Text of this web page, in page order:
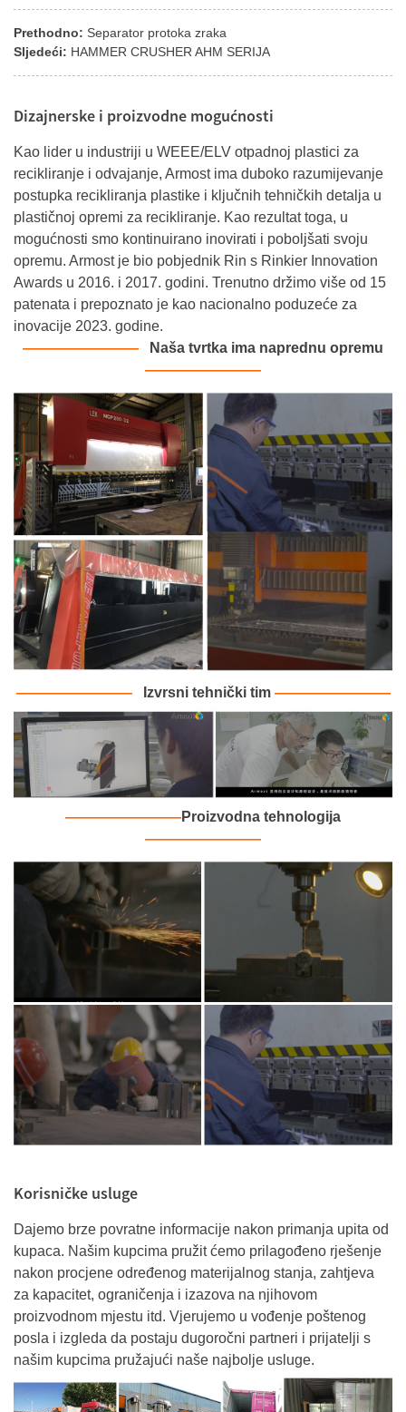
Prethodno: Separator protoka zraka
Sljedeći: HAMMER CRUSHER AHM SERIJA
Dizajnerske i proizvodne mogućnosti
Kao lider u industriji u WEEE/ELV otpadnoj plastici za
recikliranje i odvajanje, Armost ima duboko razumijevanje
postupka recikliranja plastike i ključnih tehničkih detalja u
plastičnoj opremi za recikliranje. Kao rezultat toga, u
mogućnosti smo kontinuirano inovirati i poboljšati svoju
opremu. Armost je bio pobjednik Rin s Rinkier Innovation
Awards u 2016. i 2017. godini. Trenutno držimo više od 15
patenata i prepoznato je kao nacionalno poduzeće za
inovacije 2023. godine.
————————
Naša tvrtka ima naprednu opremu
————————
———————— Izvrsni tehnički tim ————————
————————Proizvodna tehnologija
————————
Korisničke usluge
Dajemo brze povratne informacije nakon primanja upita od
kupaca. Našim kupcima pružit ćemo prilagođeno rješenje
nakon procjene određenog materijalnog stanja, zahtjeva
za kapacitet, ograničenja i izazova na njihovom
proizvodnom mjestu itd. Vjerujemo u vođenje poštenog
posla i izgleda da postaju dugoročni partneri i prijatelji s
našim kupcima pružajući naše najbolje usluge.